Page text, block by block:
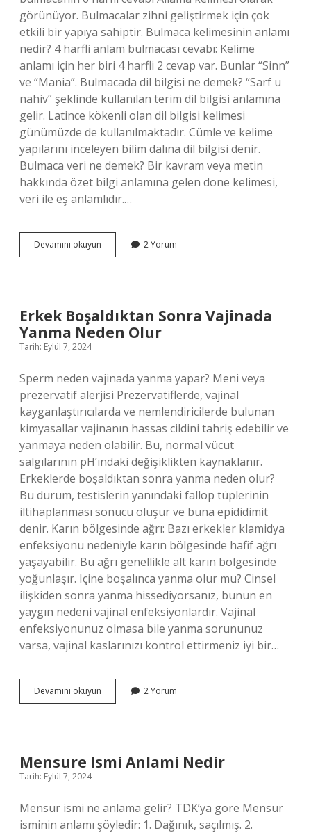
görünüyor. Bulmacalar zihni geliştirmek için çok
etkili bir yapıya sahiptir. Bulmaca kelimesinin anlamı
nedir? 4 harfli anlam bulmacası cevabı: Kelime
anlamı için her biri 4 harfli 2 cevap var. Bunlar “Sinn”
ve “Mania”. Bulmacada dil bilgisi ne demek? “Sarf u
nahiv” şeklinde kullanılan terim dil bilgisi anlamına
gelir. Latince kökenli olan dil bilgisi kelimesi
günümüzde de kullanılmaktadır. Cümle ve kelime
yapılarını inceleyen bilim dalına dil bilgisi denir.
Bulmaca veri ne demek? Bir kavram veya metin
hakkında özet bilgi anlamına gelen done kelimesi,
veri ile eş anlamlıdır.…
Devamını okuyun Bulmacada
Bilgi
2 Yorum
Erkek Boşaldıktan Sonra Vajinada
Yanma Neden Olur
Tarih: Eylül 7, 2024
Sperm neden vajinada yanma yapar? Meni veya
prezervatif alerjisi Prezervatiflerde, vajinal
kayganlaştırıcılarda ve nemlendiricilerde bulunan
kimyasallar vajinanın hassas cildini tahriş edebilir ve
yanmaya neden olabilir. Bu, normal vücut
salgılarının pH’ındaki değişiklikten kaynaklanır.
Erkeklerde boşaldıktan sonra yanma neden olur?
Bu durum, testislerin yanındaki fallop tüplerinin
iltihaplanması sonucu oluşur ve buna epididimit
denir. Karın bölgesinde ağrı: Bazı erkekler klamidya
enfeksiyonu nedeniyle karın bölgesinde hafif ağrı
yaşayabilir. Bu ağrı genellikle alt karın bölgesinde
yoğunlaşır. Içine boşalınca yanma olur mu? Cinsel
ilişkiden sonra yanma hissediyorsanız, bunun en
yaygın nedeni vajinal enfeksiyonlardır. Vajinal
enfeksiyonunuz olmasa bile yanma sorununuz
varsa, vajinal kaslarınızı kontrol ettirmeniz iyi bir…
Devamını okuyun
Boşaldıktan
Olur
2 Yorum
Mensure Ismi Anlami Nedir
Tarih: Eylül 7, 2024
Mensur ismi ne anlama gelir? TDK’ya göre Mensur
isminin anlamı şöyledir: 1. Dağınık, saçılmış. 2.